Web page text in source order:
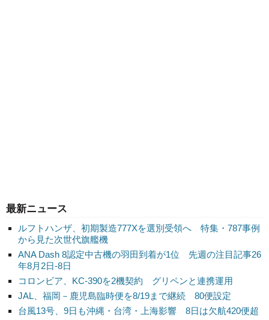
最新ニュース
ルフトハンザ、初期製造777Xを選別受領へ 特集・787事例
から見た次世代旗艦機
ANA Dash 8認定中古機の羽田到着が1位 先週の注目記事26
年8月2日-8日
コロンビア、KC-390を2機契約 グリペンと連携運用
JAL、福岡－鹿児島臨時便を8/19まで継続 80便設定
台風13号、9日も沖縄・台湾・上海影響 8日は欠航420便超